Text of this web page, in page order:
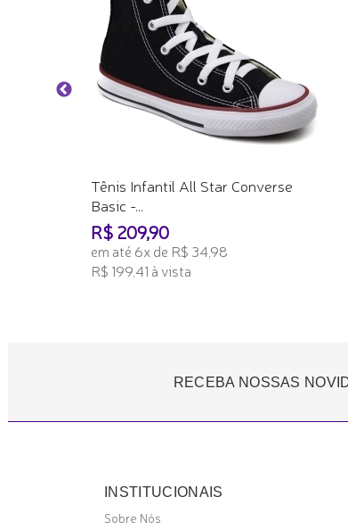
Tênis Infantil All Star Converse
Basic -...
R$ 209,90
em até 6x de R$ 34,98
R$ 199,41 à vista
RECEBA NOSSAS
INSTITUCIONAIS
Sobre Nós